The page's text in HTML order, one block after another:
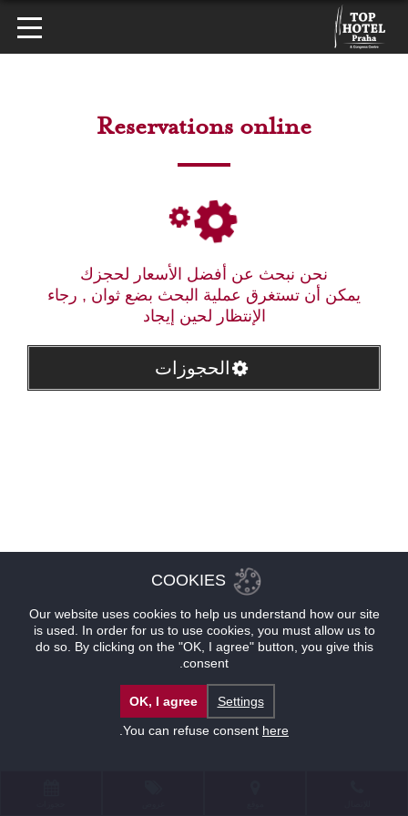
Reservations online
نحن نبحث عن أفضل الأسعار لحجزك
يمكن أن تستغرق عملية البحث بضع ثوان , رجاء
الإنتظار لحين إيجاد
الحجوزات
COOKIES
Our website uses cookies to help us understand how our site
is used. In order for us to use cookies, you must allow us to
do so. By clicking on the "OK, I agree" button, you give this
consent.
Settings
OK, I agree
You can refuse consent here
.